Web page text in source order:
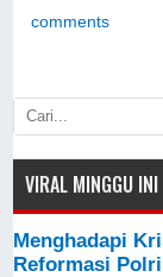
comments
VIRAL MINGGU INI
Menghadapi
Reformasi Polri